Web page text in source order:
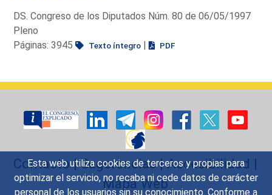
Esta web utiliza cookies de terceros y propias para
optimizar el servicio, no recaba ni cede datos de carácter
personal de los usuarios sin su conocimiento. Conforme a
DS. Congreso de los Diputados Núm. 80 de 06/05/1997
Pleno
Páginas: 3945
Texto íntegro | PDF
Contacto|Sugerencias|Accesibilidad |
Mapa Web